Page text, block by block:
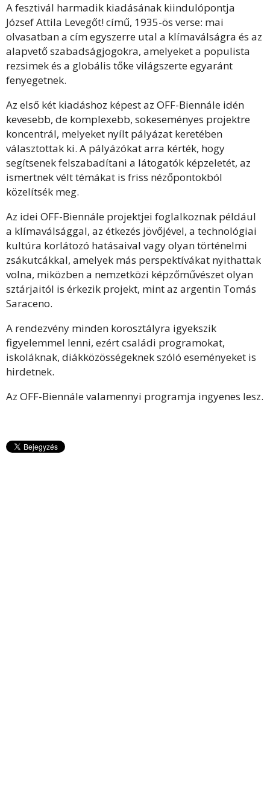
A fesztivál harmadik kiadásának kiindulópontja
József Attila Levegőt! című, 1935-ös verse: mai
olvasatban a cím egyszerre utal a klímaválságra és az
alapvető szabadságjogokra, amelyeket a populista
rezsimek és a globális tőke világszerte egyaránt
fenyegetnek.
Az első két kiadáshoz képest az OFF-Biennále idén
kevesebb, de komplexebb, sokeseményes projektre
koncentrál, melyeket nyílt pályázat keretében
választottak ki. A pályázókat arra kérték, hogy
segítsenek felszabadítani a látogatók képzeletét, az
ismertnek vélt témákat is friss nézőpontokból
közelítsék meg.
Az idei OFF-Biennále projektjei foglalkoznak például
a klímaválsággal, az étkezés jövőjével, a technológiai
kultúra korlátozó hatásaival vagy olyan történelmi
zsákutcákkal, amelyek más perspektívákat nyithattak
volna, miközben a nemzetközi képzőművészet olyan
sztárjaitól is érkezik projekt, mint az argentin Tomás
Saraceno.
A rendezvény minden korosztályra igyekszik
figyelemmel lenni, ezért családi programokat,
iskoláknak, diákközösségeknek szóló eseményeket is
hirdetnek.
Az OFF-Biennále valamennyi programja ingyenes lesz.